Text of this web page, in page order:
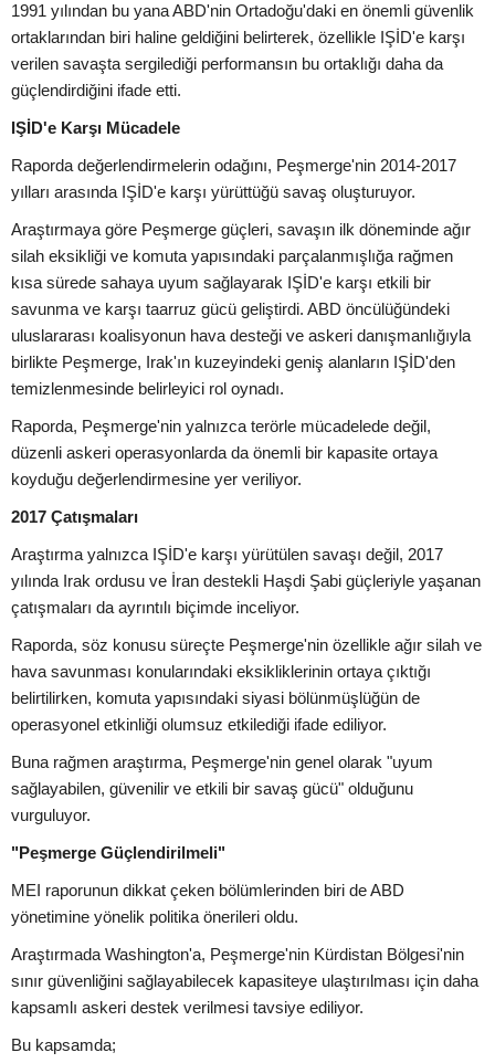
1991 yılından bu yana ABD'nin Ortadoğu'daki en önemli güvenlik
ortaklarından biri haline geldiğini belirterek, özellikle IŞİD'e karşı
verilen savaşta sergilediği performansın bu ortaklığı daha da
güçlendirdiğini ifade etti.
IŞİD'e Karşı Mücadele
Raporda değerlendirmelerin odağını, Peşmerge'nin 2014-2017
yılları arasında IŞİD'e karşı yürüttüğü savaş oluşturuyor.
Araştırmaya göre Peşmerge güçleri, savaşın ilk döneminde ağır
silah eksikliği ve komuta yapısındaki parçalanmışlığa rağmen
kısa sürede sahaya uyum sağlayarak IŞİD'e karşı etkili bir
savunma ve karşı taarruz gücü geliştirdi. ABD öncülüğündeki
uluslararası koalisyonun hava desteği ve askeri danışmanlığıyla
birlikte Peşmerge, Irak'ın kuzeyindeki geniş alanların IŞİD'den
temizlenmesinde belirleyici rol oynadı.
Raporda, Peşmerge'nin yalnızca terörle mücadelede değil,
düzenli askeri operasyonlarda da önemli bir kapasite ortaya
koyduğu değerlendirmesine yer veriliyor.
2017 Çatışmaları
Araştırma yalnızca IŞİD'e karşı yürütülen savaşı değil, 2017
yılında Irak ordusu ve İran destekli Haşdi Şabi güçleriyle yaşanan
çatışmaları da ayrıntılı biçimde inceliyor.
Raporda, söz konusu süreçte Peşmerge'nin özellikle ağır silah ve
hava savunması konularındaki eksikliklerinin ortaya çıktığı
belirtilirken, komuta yapısındaki siyasi bölünmüşlüğün de
operasyonel etkinliği olumsuz etkilediği ifade ediliyor.
Buna rağmen araştırma, Peşmerge'nin genel olarak "uyum
sağlayabilen, güvenilir ve etkili bir savaş gücü" olduğunu
vurguluyor.
"Peşmerge Güçlendirilmeli"
MEI raporunun dikkat çeken bölümlerinden biri de ABD
yönetimine yönelik politika önerileri oldu.
Araştırmada Washington'a, Peşmerge'nin Kürdistan Bölgesi'nin
sınır güvenliğini sağlayabilecek kapasiteye ulaştırılması için daha
kapsamlı askeri destek verilmesi tavsiye ediliyor.
Bu kapsamda;